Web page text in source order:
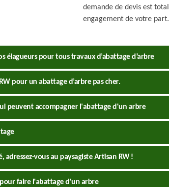
demande de devis est
engagement de votre part.
élagueurs pour tous travaux d’abattage d’arbre
pour un abattage d’arbre pas cher.
peuvent accompagner l'abattage d'un arbre
adressez-vous au paysagiste Artisan RW !
pour faire l'abattage d'un arbre